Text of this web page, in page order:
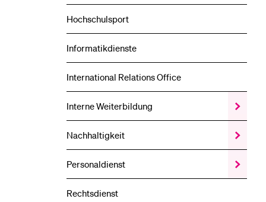
Hochschulsport
Informatikdienste
International Relations Office
Interne Weiterbildung
Zeige
das
Interne
Untermenü
Nachhaltigkeit
Zeige
das
Untermenü
Personaldienst
Zeige
das
Rechtsdienst